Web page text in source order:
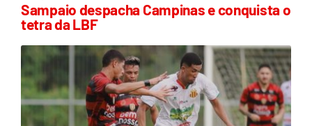
Sampaio despacha Campinas e conquista o
tetra da LBF